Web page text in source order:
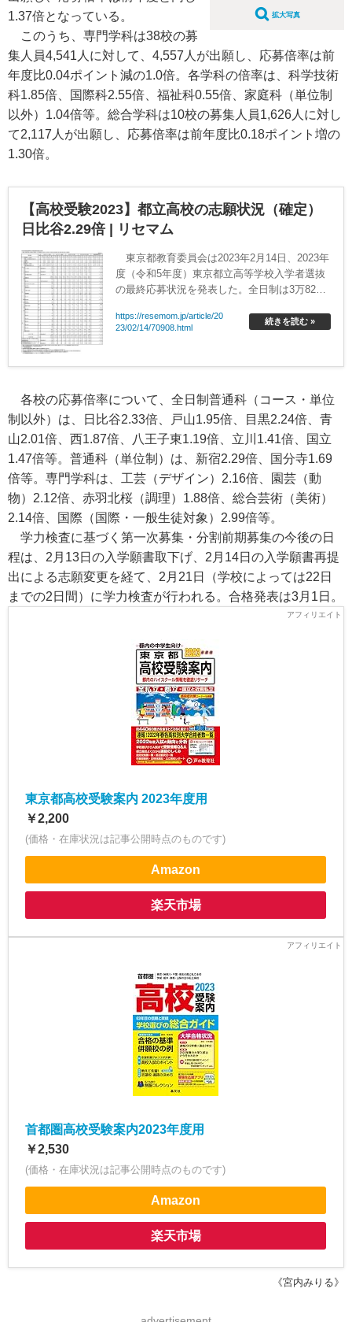
拡大写真
1.37倍となっている。
このうち、専門学科は38校の募
集人員4,541人に対して、4,557人が出願し、応募倍率は前
年度比0.04ポイント減の1.0倍。各学科の倍率は、科学技術
科1.85倍、国際科2.55倍、福祉科0.55倍、家庭科（単位制
以外）1.04倍等。総合学科は10校の募集人員1,626人に対し
て2,117人が出願し、応募倍率は前年度比0.18ポイント増の
1.30倍。
【高校受験2023】都立高校の志願状況（確定）
日比谷2.29倍 | リセマム
東京都教育委員会は2023年2月14日、2023年
度（令和5年度）東京都立高等学校入学者選抜
の最終応募状況を発表した。全日制は3万825
終応募倍率は1.37倍だった。
https://resemom.jp/article/20
23/02/14/70908.html
続きを読む »
各校の応募倍率について、全日制普通科（コース・単位
制以外）は、日比谷2.33倍、戸山1.95倍、目黒2.24倍、青
山2.01倍、西1.87倍、八王子東1.19倍、立川1.41倍、国立
1.47倍等。普通科（単位制）は、新宿2.29倍、国分寺1.69
倍等。専門学科は、工芸（デザイン）2.16倍、園芸（動
物）2.12倍、赤羽北桜（調理）1.88倍、総合芸術（美術）
2.14倍、国際（国際・一般生徒対象）2.99倍等。
学力検査に基づく第一次募集・分割前期募集の今後の日
程は、2月13日の入学願書取下げ、2月14日の入学願書再提
出による志願変更を経て、2月21日（学校によっては22日
までの2日間）に学力検査が行われる。合格発表は3月1日。
東京都高校受験案内 2023年度用
￥2,200
(価格・在庫状況は記事公開時点のものです)
Amazon
楽天市場
首都圏高校受験案内2023年度用
￥2,530
(価格・在庫状況は記事公開時点のものです)
Amazon
楽天市場
《宮内みりる》